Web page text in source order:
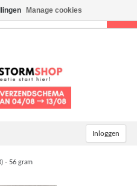
Inloggen
- 56 gram
Manage cookies